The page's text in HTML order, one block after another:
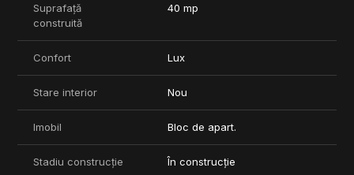
Suprafață
construită
40 mp
Confort Lux
Stare interior Nou
Imobil Bloc de apart.
Stadiu construcție În construcție